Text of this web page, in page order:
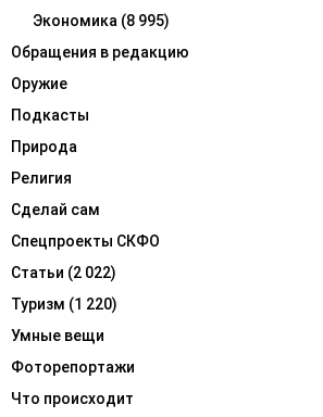
Экономика (8 995)
Обращения в редакцию
Оружие
Подкасты
Природа
Религия
Сделай сам
Спецпроекты СКФО
Статьи (2 022)
Туризм (1 220)
Умные вещи
Фоторепортажи
Что происходит